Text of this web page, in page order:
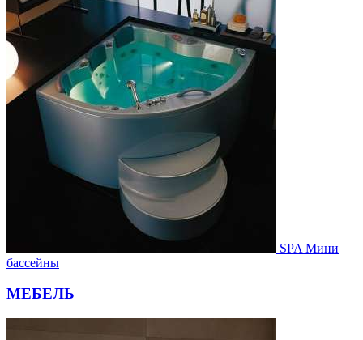
SPA Мини
бассейны
МЕБЕЛЬ